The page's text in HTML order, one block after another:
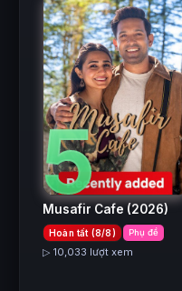
5
Musafir Cafe (2026)
Hoàn tất (8/8) Phụ đề
▷ 10,033 lượt xem